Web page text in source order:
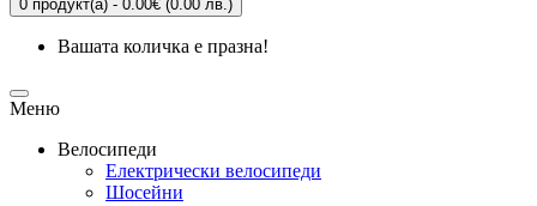
0 продукт(а) - 0.00€ (0.00 лв.)
Вашата количка е празна!
Меню
Велосипеди
Електрически велосипеди
Шосейни